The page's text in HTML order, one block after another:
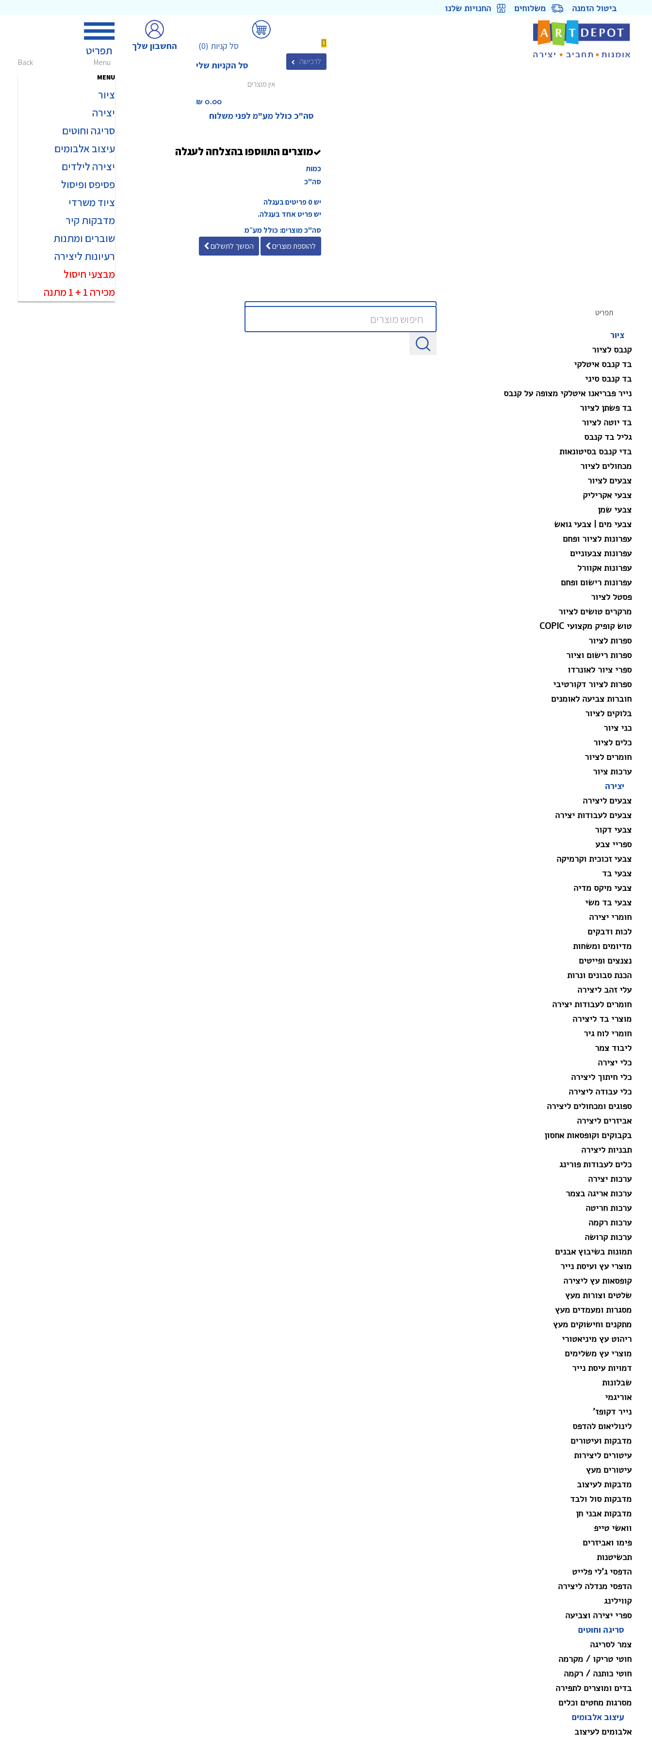
ביטול הזמנה משלוחים החנויות שלנו
Menu
Back
MENU
ציור
יצירה
סריגה וחוטים
עיצוב אלבומים
יצירה לילדים
פסיפס ופיסול
ציוד משרדי
מדבקות קיר
שוברים ומתנות
מבצעי חיסול
רעיונות ליצירה
מכירה 1 + 1 מתנה
החשבון שלך (0) סל קניות
סל הקניות שלי
לרכישה
אין מוצרים
0.00 ₪‎
סה"כ כולל מע"מ לפני משלוח
מוצרים התווספו בהצלחה לעגלה
כמות
סה"כ
יש0פריטים בעגלה
יש פריט אחד בעגלה.
סה"כ מוצרים: כולל מע״מ
להוספת מוצרים
המשך לתשלום
תפריט
ציור
קנבס לציור
בד קנבס איטלקי
בד קנבס סיני
נייר פבריאנו איטלקי מצופה על קנבס
בד פשתן לציור
בד יוטה לציור
גליל בד קנבס
בדי קנבס בסיטונאות
מכחולים לציור
צבעים לציור
צבעי אקריליק
צבעי שמן
צבעי מים | צבעי גואש
עפרונות לציור ופחם
עפרונות צבעוניים
עפרונות אקוורל
עפרונות רישום ופחם
פסטל לציור
מרקרים טושים לציור
טוש קופיק מקצועי COPIC
ספרות לציור
ספרות רישום וציור
ספרי ציור לאונרדו
ספרות לציור דקורטיבי
חוברות צביעה לאומנים
בלוקים לציור
כני ציור
כלים לציור
חומרים לציור
ערכות ציור
יצירה
צבעים ליצירה
צבעים לעבודות יצירה
צבעי דקור
ספריי צבע
צבעי זכוכית וקרמיקה
צבעי בד
צבעי מיקס מדיה
צבעי בד משי
חומרי יצירה
לכות ודבקים
מדיומים ומשחות
נצנצים ופייטים
הכנת סבונים ונרות
עלי זהב ליצירה
חומרים לעבודות יצירה
מוצרי בד ליצירה
חומרי לוח גיר
ליבוד צמר
כלי יצירה
כלי חיתוך ליצירה
כלי עבודה ליצירה
ספוגים ומכחולים ליצירה
אביזרים ליצירה
בקבוקים וקופסאות אחסון
תבניות ליצירה
כלים לעבודות פורינג
ערכות יצירה
ערכות אריגה בצמר
ערכות חריטה
ערכות רקמה
ערכות קרושה
תמונות בשיבוץ אבנים
מוצרי עץ ועיסת נייר
קופסאות עץ ליצירה
שלטים וצורות מעץ
מסגרות ומעמדים מעץ
מתקנים וחישוקים מעץ
ריהוט עץ מיניאטורי
מוצרי עץ משלימים
דמויות עיסת נייר
שבלונות
אוריגמי
נייר דקופז'
לינוליאום להדפס
מדבקות ועיטורים
עיטורים ליצירות
עיטורים מעץ
מדבקות לעיצוב
מדבקות סול ולבד
מדבקות אבני חן
וואשי טייפ
פימו ואביזרים
תכשיטנות
הדפסי ג'לי פלייט
הדפסי מנדלה ליצירה
קווילינג
ספרי יצירה וצביעה
סריגה וחוטים
צמר לסריגה
חוטי טריקו / מקרמה
חוטי כותנה / רקמה
בדים ומוצרים לתפירה
מסרגות מחטים וכלים
עיצוב אלבומים
אלבומים לעיצוב